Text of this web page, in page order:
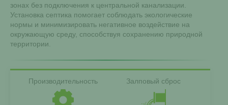
зонах без подключения к центральной канализации.
Установка септика помогает соблюдать экологические
нормы и минимизировать негативное воздействие на
окружающую среду, способствуя сохранению природной
территории.
Производительность Залповый сброс